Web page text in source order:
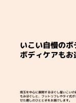
いこい自慢の
ボディケアもお
埼玉を中心に展開するほぐし屋いこい
もみほぐしと、フットリフレやタイ式
せた癒しのひとときをお届けします。